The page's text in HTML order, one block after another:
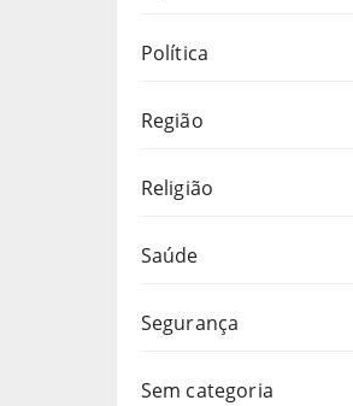
Política
Região
Religião
Saúde
Segurança
Sem categoria